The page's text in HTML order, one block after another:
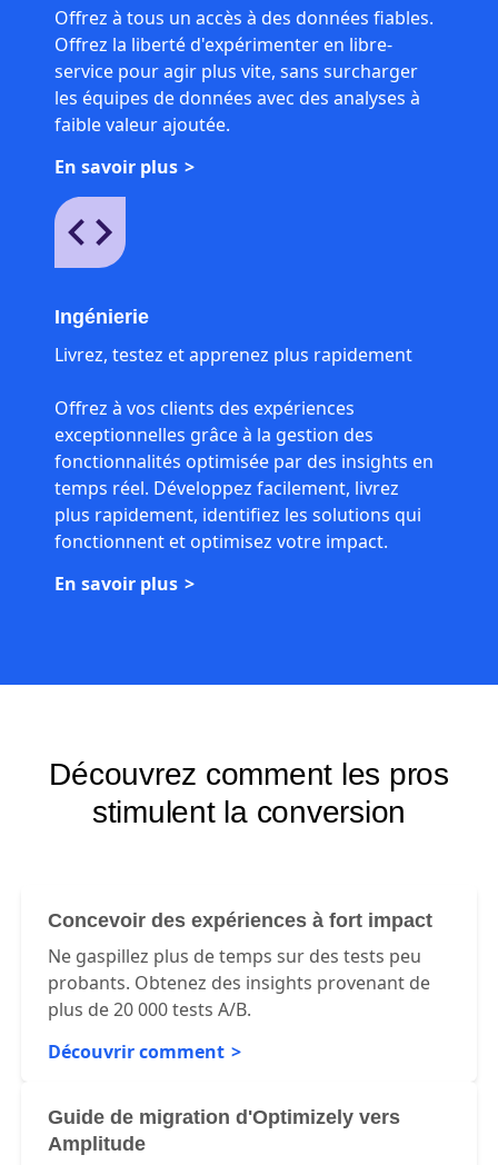
Offrez à tous un accès à des données fiables.
Offrez la liberté d'expérimenter en libre-
service pour agir plus vite, sans surcharger
les équipes de données avec des analyses à
faible valeur ajoutée.
En savoir plus
Ingénierie
Livrez, testez et apprenez plus rapidement
Offrez à vos clients des expériences
exceptionnelles grâce à la gestion des
fonctionnalités optimisée par des insights en
temps réel. Développez facilement, livrez
plus rapidement, identifiez les solutions qui
fonctionnent et optimisez votre impact.
En savoir plus
Découvrez comment les pros
stimulent la conversion
Concevoir des expériences à fort impact
Ne gaspillez plus de temps sur des tests peu
probants. Obtenez des insights provenant de
plus de 20 000 tests A/B.
Découvrir comment
Guide de migration d'Optimizely vers
Amplitude